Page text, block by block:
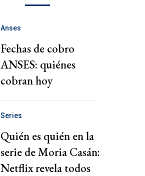
Anses
Fechas de cobro
ANSES: quiénes
cobran hoy
pensiones y AUH
hoy
Series
Quién es quién en la
serie de Moria Casán:
Netflix revela todos